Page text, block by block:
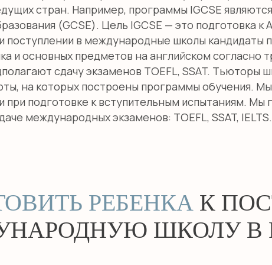
стран. Например, программы IGCSE
(GCSE). Цель IGCSE — это подготовка к
поступлении в международные школы кандидаты
и основных предметов на английском согласно
сдачу экзаменов TOEFL, SSAT. Тьюторы
на которых построены программы обучения.
подготовке к вступительным испытаниям. Мы
международных экзаменов: TOEFL, SSAT, IELTS.
РЕБЕНКАК
ШКОЛУ В